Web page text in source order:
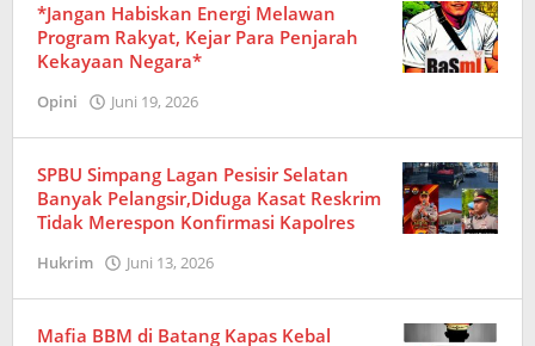
*Jangan Habiskan Energi Melawan
Program Rakyat, Kejar Para Penjarah
Kekayaan Negara*
Opini Juni 19, 2026
SPBU Simpang Lagan Pesisir Selatan
Banyak Pelangsir,Diduga Kasat Reskrim
Tidak Merespon Konfirmasi Kapolres
Hukrim Juni 13, 2026
Mafia BBM di Batang Kapas Kebal